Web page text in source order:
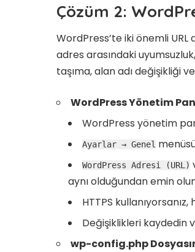
Çözüm 2:
WordPress’te iki önemli URL
adres arasındaki
taşıma, alan adı değişikliği
WordPress Yönetim
WordPress yönetim
Ayarlar → Genel
WordPress Adresi (URL)
aynı olduğundan emin
HTTPS
Değişiklikleri kaydedin
wp-config.php